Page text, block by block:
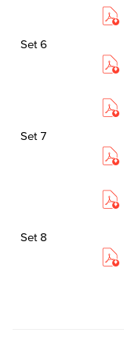
Set 6
Set 7
Set 8